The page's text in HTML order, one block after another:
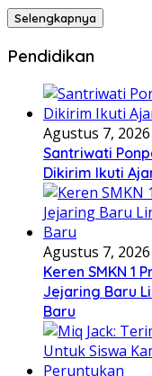
Selengkapnya
Pendidikan
Agustus 7, 2026
Santriwati
Dikirim Ikuti
Agustus 7, 2026
Keren SMKN 1
Jejaring Baru
Baru